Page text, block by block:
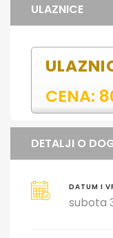
ULAZNICE
CENA:
DETALJI O
DATUM I
subota